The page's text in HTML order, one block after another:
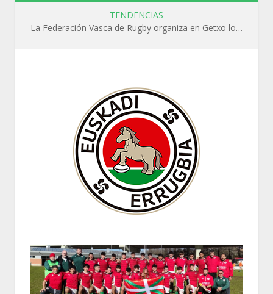
TENDENCIAS
La Federación Vasca de Rugby organiza en Getxo los cursos WR L1, WR L2 y N1 durante el mes de septiembre